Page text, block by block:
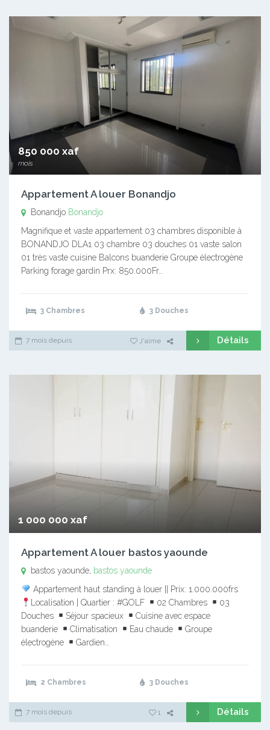
850 000 xaf
mois
Appartement A louer Bonandjo
Bonandjo Bonandjo
Magnifique et vaste appartement 03 chambres disponible à
BONANDJO DLA1 03 chambre 03 douches 01 vaste salon
01 très vaste cuisine Balcons buanderie Groupe électrogène
Parking forage gardin Prx: 850.000Fr…
3 Chambres 3 Douches
7 mois depuis J'aime Détails
1 000 000 xaf
Appartement A louer bastos yaounde
bastos yaounde, bastos yaounde
Appartement haut standing à louer || Prix: 1.000.000frs
Localisation | Quartier : #GOLF
02 Chambres
03
Douches
Séjour spacieux
Cuisine avec espace
buanderie
Climatisation Eau chaude
Groupe
électrogène
Gardien…
2 Chambres 3 Douches
7 mois depuis 1 Détails